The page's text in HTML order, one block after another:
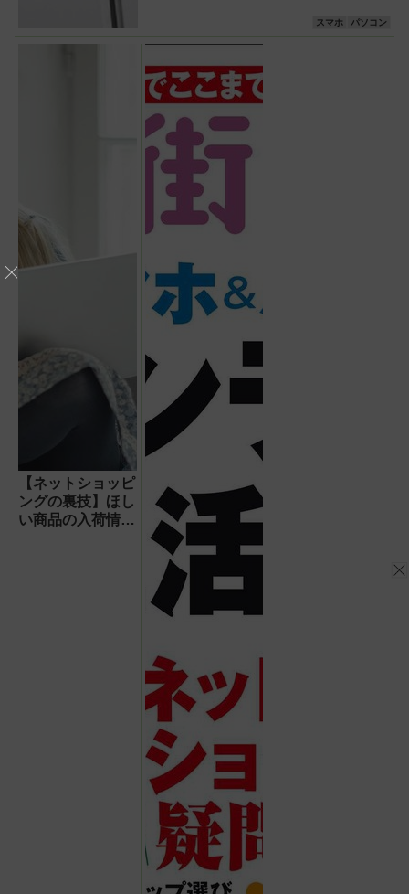
スマホ パソコン
【ネットショッピ
ングの裏技】ほし
い商品の入荷情報